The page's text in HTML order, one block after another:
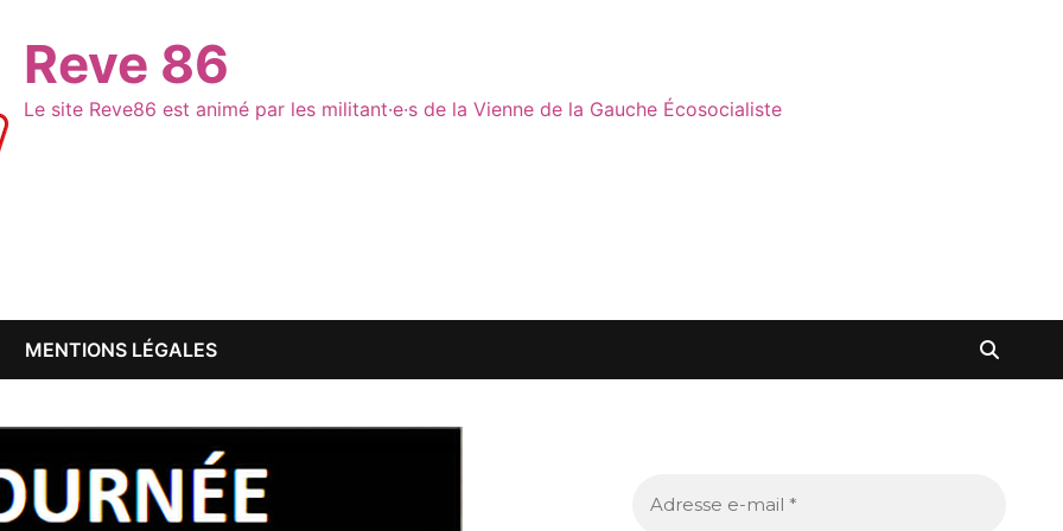
Reve 86
Le site Reve86 est animé par les militant·e·s de la Vienne de la Gauche Écosocialiste
MENTIONS LÉGALES